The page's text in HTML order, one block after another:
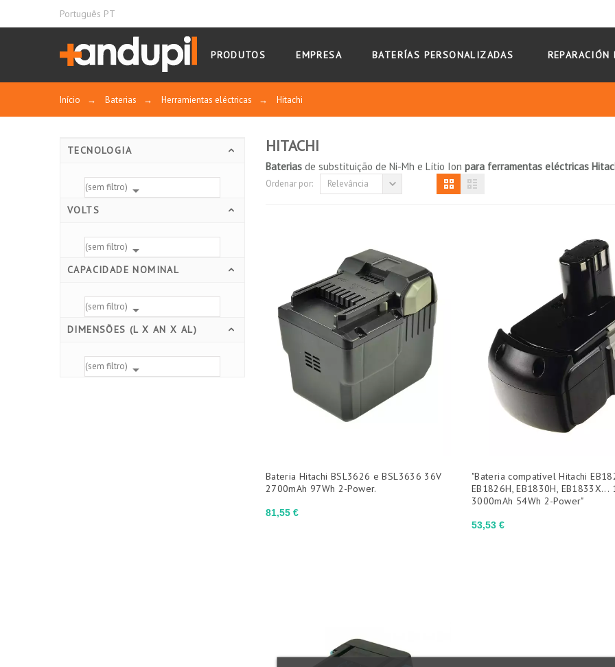
Português PT
PRODUTOS EMPRESA BATERÍAS PERSONALIZADAS REPARACIÓN
Início → Baterias → Herramientas eléctricas → Hitachi
TECNOLOGIA
(sem filtro) 
VOLTS
(sem filtro) 
CAPACIDADE NOMINAL
(sem filtro) 
DIMENSÕES (L X AN X AL)
(sem filtro) 
HITACHI
Baterias de substituição de Ni-Mh e Lítio Ion para ferramentas eléctricas
Ordenar por: Relevância
Preço
81,55 €
Bateria Hitachi BSL3626 e BSL3636 36V
2700mAh 97Wh 2-Power.
Preço
53,53 €
"Bateria compatível Hitachi
EB1826H, EB1830H, EB1833X...
3000mAh 54Wh 2-Power"